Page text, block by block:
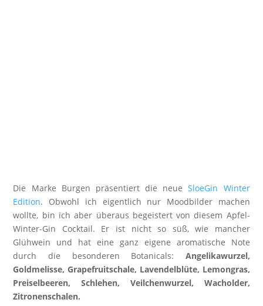
Die Marke Burgen präsentiert die neueSloeGin Winter
Edition. Obwohl ich eigentlich nur Moodbilder machen
wollte, bin ich aber überaus begeistert von diesem Apfel-
Winter-Gin Cocktail. Er ist nicht so süß, wie mancher
Glühwein und hat eine ganz eigene aromatische Note
durch die besonderen Botanicals: Angelikawurzel,
Goldmelisse, Grapefruitschale, Lavendelblüte, Lemongras,
Preiselbeeren, Schlehen, Veilchenwurzel, Wacholder,
Zitronenschalen.